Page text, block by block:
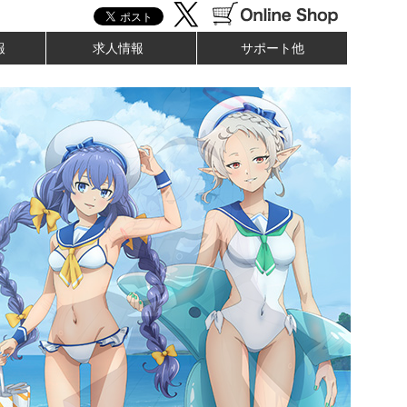
求人情報 サポート他